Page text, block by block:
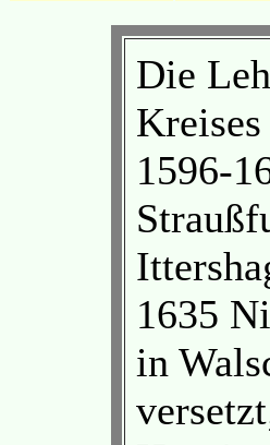
Die
1596-
1635
in